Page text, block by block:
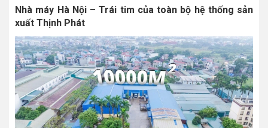
Nhà máy Hà Nội – Trái tim của toàn bộ hệ thống sản
xuất Thịnh Phát